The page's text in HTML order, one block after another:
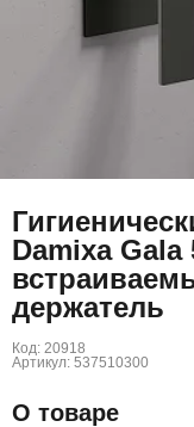
Damixa Gala
держатель
Код: 20918
Артикул: 537510300
О товаре